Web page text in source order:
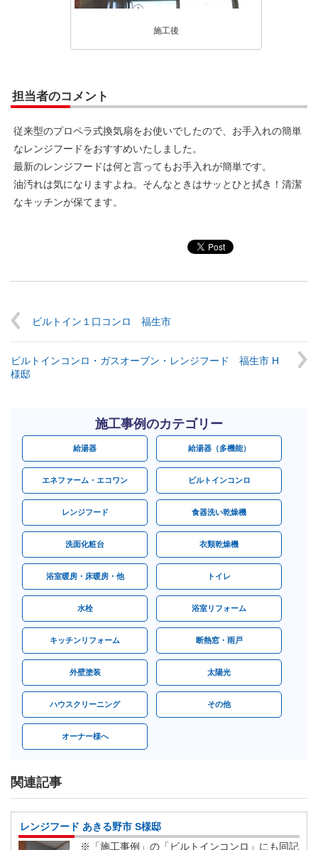
施工後
担当者のコメント
従来型のプロペラ式換気扇をお使いでしたので、お手入れの簡単
なレンジフードをおすすめいたしました。
最新のレンジフードは何と言ってもお手入れが簡単です。
油汚れは気になりますよね。そんなときはサッとひと拭き！清潔
なキッチンが保てます。
ビルトイン１口コンロ 福生市
ビルトインコンロ・ガスオーブン・レンジフード 福生市 H
様邸
施工事例のカテゴリー
給湯器 給湯器（多機能）
エネファーム・エコワン ビルトインコンロ
レンジフード 食器洗い乾燥機
洗面化粧台 衣類乾燥機
浴室暖房・床暖房・他 トイレ
水栓 浴室リフォーム
キッチンリフォーム 断熱窓・雨戸
外壁塗装 太陽光
ハウスクリーニング その他
オーナー様へ
関連記事
レンジフード あきる野市 S様邸
※「施工事例」の「ビルトインコンロ」にも同記